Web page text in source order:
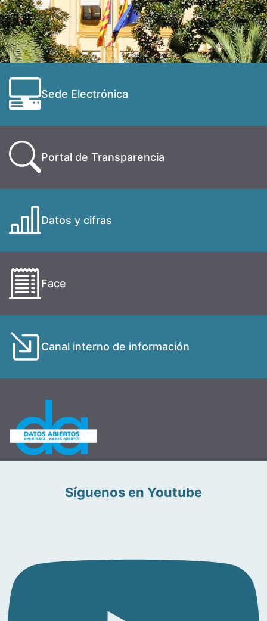
Sede Electrónica
Portal de Transparencia
Datos y cifras
Face
Canal interno de información
Síguenos en Youtube